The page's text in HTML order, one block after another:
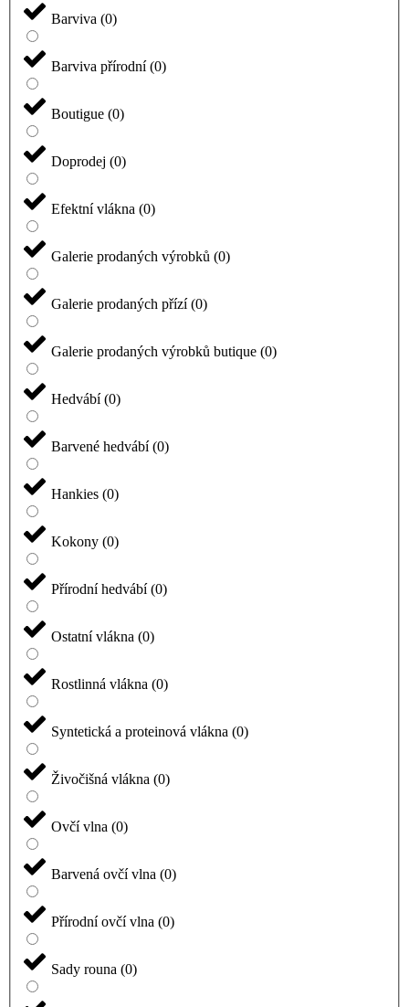
Barviva (0)
Barviva přírodní (0)
Boutigue (0)
Doprodej (0)
Efektní vlákna (0)
Galerie prodaných výrobků (0)
Galerie prodaných přízí (0)
Galerie prodaných výrobků butique (0)
Hedvábí (0)
Barvené hedvábí (0)
Hankies (0)
Kokony (0)
Přírodní hedvábí (0)
Ostatní vlákna (0)
Rostlinná vlákna (0)
Syntetická a proteinová vlákna (0)
Živočišná vlákna (0)
Ovčí vlna (0)
Barvená ovčí vlna (0)
Přírodní ovčí vlna (0)
Sady rouna (0)